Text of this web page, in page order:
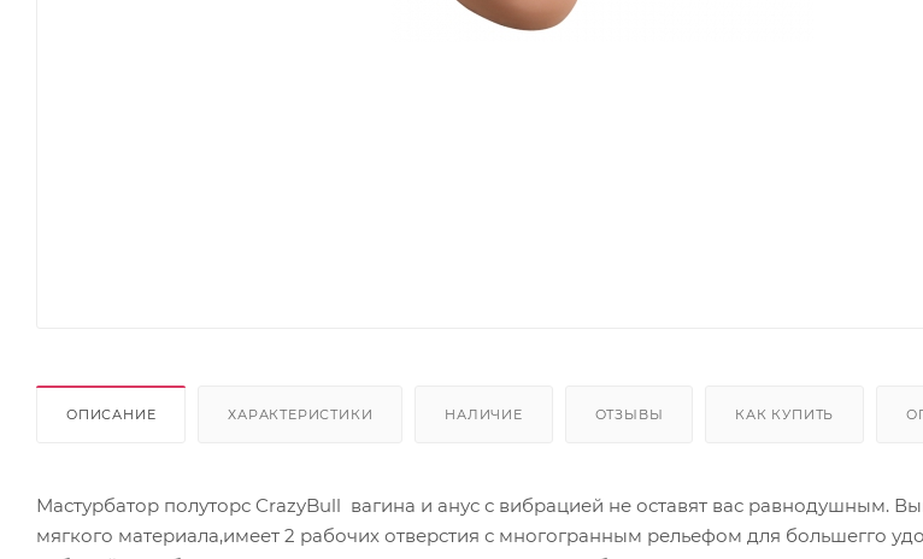
ОПИСАНИЕ ХАРАКТЕРИСТИКИ НАЛИЧИЕ ОТЗЫВЫ КАК КУПИТЬ
Мастурбатор полуторс CrazyBull вагина и анус с вибрацией не оставят вас равнодушным.
мягкого материала,имеет 2 рабочих отверстия с многогранным рельефом для большегго